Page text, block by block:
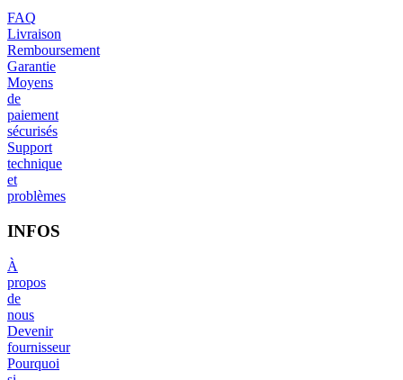
FAQ
Livraison
Remboursement
Garantie
Moyens
de
paiement
sécurisés
Support
technique
et
problèmes
INFOS
À
propos
de
nous
Devenir
fournisseur
Pourquoi